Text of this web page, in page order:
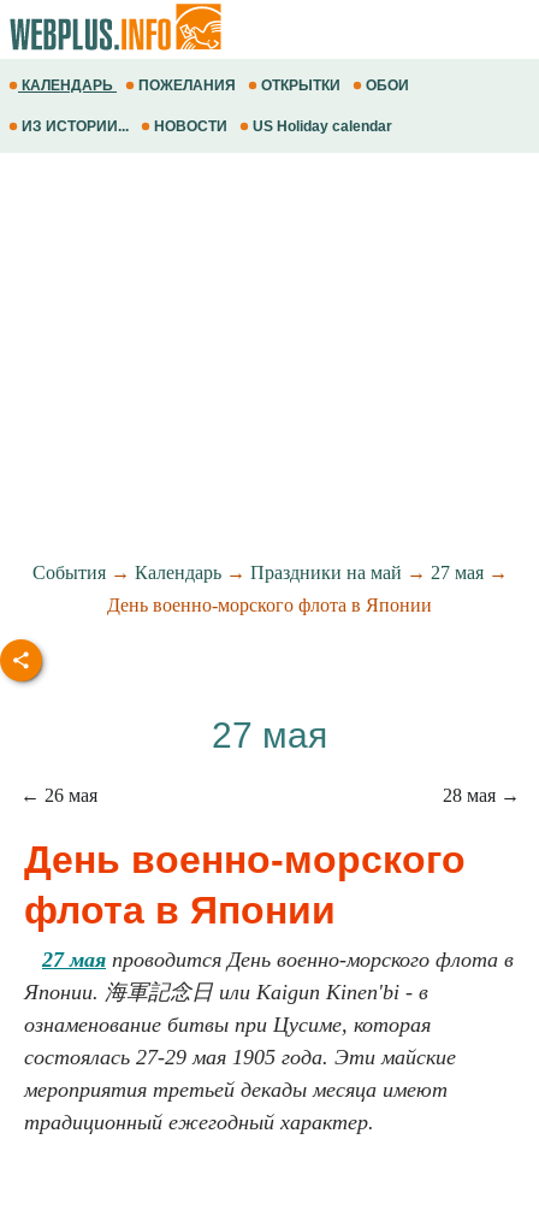
КАЛЕНДАРЬ ПОЖЕЛАНИЯ ОТКРЫТКИ ОБОИ
ИЗ ИСТОРИИ... НОВОСТИ US Holiday calendar
События→ Календарь→ Праздники на май → 27 мая→
День военно-морского флота в Японии
27 мая
← 26 мая 28 мая →
День военно-морского
флота в Японии
27 мая проводится День военно-морского флота в
Японии. 海軍記念日 или Kaigun Kinen'bi - в
ознаменование битвы при Цусиме, которая
состоялась 27-29 мая 1905 года. Эти майские
мероприятия третьей декады месяца имеют
традиционный ежегодный характер.